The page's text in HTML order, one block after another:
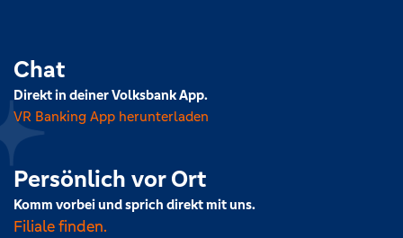
Chat
Direkt in deiner Volksbank App.
VR Banking App herunterladen
Persönlich vor Ort
Komm vorbei und sprich direkt mit uns.
Filiale finden.